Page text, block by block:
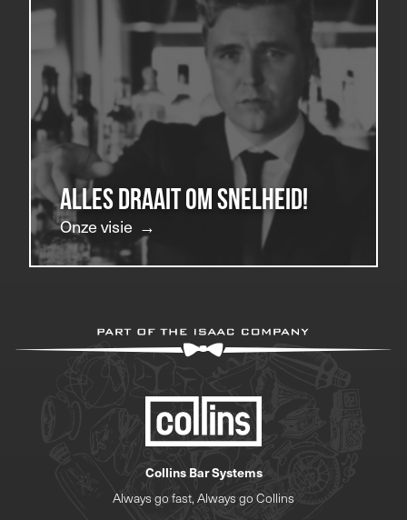
Alles draait om snelheid!
Onze visie
Collins Bar Systems
Always go fast, Always go Collins